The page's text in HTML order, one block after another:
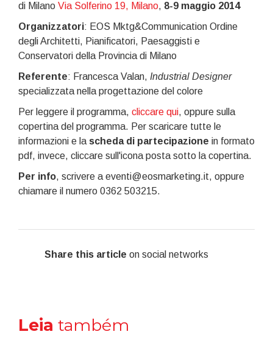
di Milano Via Solferino 19, Milano, 8-9 maggio 2014
Organizzatori: EOS Mktg&Communication Ordine
degli Architetti, Pianificatori, Paesaggisti e
Conservatori della Provincia di Milano
Referente: Francesca Valan, Industrial Designer
specializzata nella progettazione del colore
Per leggere il programma, cliccare qui, oppure sulla
copertina del programma. Per scaricare tutte le
informazioni e la scheda di partecipazione in formato
pdf, invece, cliccare sull'icona posta sotto la copertina.
Per info, scrivere a eventi@eosmarketing.it, oppure
chiamare il numero 0362 503215.
Share this article on social networks
Leia também